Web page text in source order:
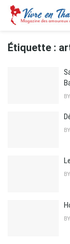
Étiquette :
BY
BY
BY
BY